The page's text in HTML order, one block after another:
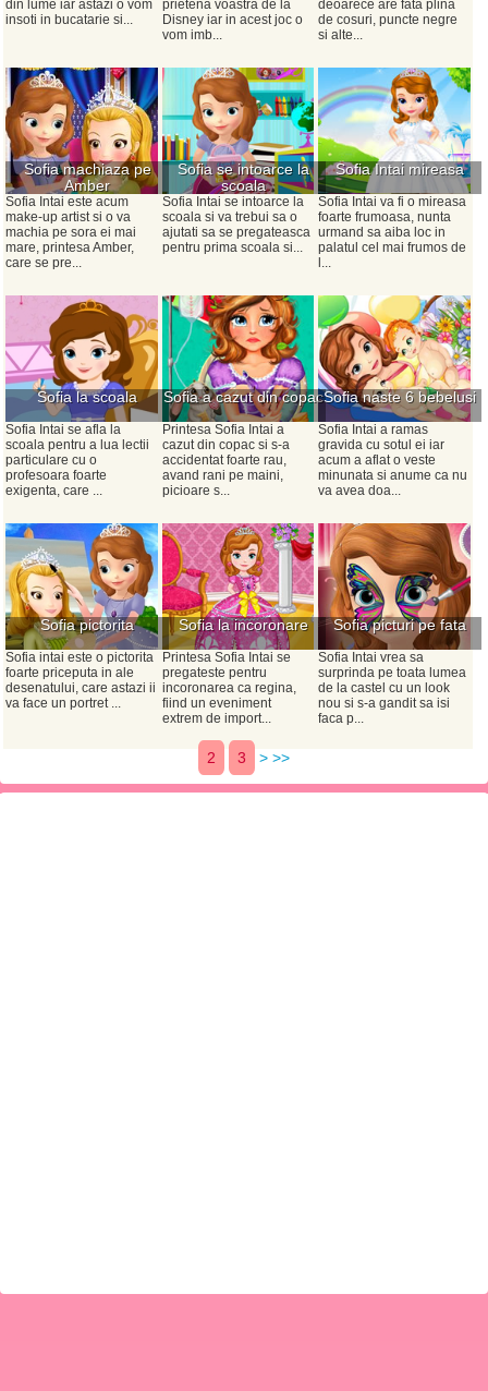
din lume iar astazi o vom
insoti in bucatarie si...
prietena voastra de la
Disney iar in acest joc o
vom imb...
deoarece are fata plina
de cosuri, puncte negre
si alte...
Sofia machiaza pe
Amber
Sofia Intai este acum
make-up artist si o va
machia pe sora ei mai
mare, printesa Amber,
care se pre...
Sofia se intoarce la
scoala
Sofia Intai se intoarce la
scoala si va trebui sa o
ajutati sa se pregateasca
pentru prima scoala si...
Sofia Intai mireasa
Sofia Intai va fi o mireasa
foarte frumoasa, nunta
urmand sa aiba loc in
palatul cel mai frumos de
l...
Sofia la scoala
Sofia Intai se afla la
scoala pentru a lua lectii
particulare cu o
profesoara foarte
exigenta, care ...
Sofia a cazut din copac
Printesa Sofia Intai a
cazut din copac si s-a
accidentat foarte rau,
avand rani pe maini,
picioare s...
Sofia naste 6 bebelusi
Sofia Intai a ramas
gravida cu sotul ei iar
acum a aflat o veste
minunata si anume ca nu
va avea doa...
Sofia pictorita
Sofia intai este o pictorita
foarte priceputa in ale
desenatului, care astazi ii
va face un portret ...
Sofia la incoronare
Printesa Sofia Intai se
pregateste pentru
incoronarea ca regina,
fiind un eveniment
extrem de import...
Sofia picturi pe fata
Sofia Intai vrea sa
surprinda pe toata lumea
de la castel cu un look
nou si s-a gandit sa isi
faca p...
2 3 > >>